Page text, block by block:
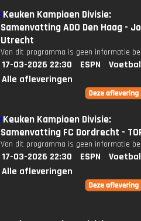
Keuken Kampioen Divisie:
Samenvatting ADO Den Haag -
Utrecht
Van dit programma is geen informatie
17-03-2026 22:30 ESPN
Alle afleveringen
Keuken Kampioen Divisie:
Samenvatting FC Dordrecht -
Van dit programma is geen informatie
17-03-2026 22:30 ESPN
Alle afleveringen